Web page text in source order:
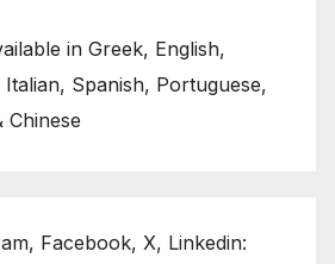
in Greek, English,
Spanish, Portuguese,
Chinese
Facebook, X, Linkedin: